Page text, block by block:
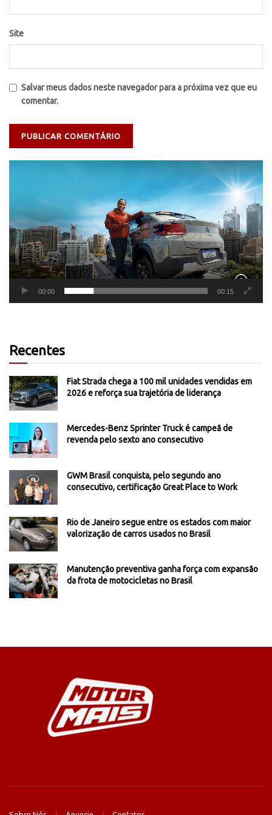
Site
Salvar meus dados neste navegador para a próxima vez que eu
comentar.
00:00 00:15
Recentes
Fiat Strada chega a 100 mil unidades vendidas em
2026 e reforça sua trajetória de liderança
Mercedes-Benz Sprinter Truck é campeã de
revenda pelo sexto ano consecutivo
GWM Brasil conquista, pelo segundo ano
consecutivo, certificação Great Place to Work
Rio de Janeiro segue entre os estados com maior
valorização de carros usados no Brasil
Manutenção preventiva ganha força com expansão
da frota de motocicletas no Brasil